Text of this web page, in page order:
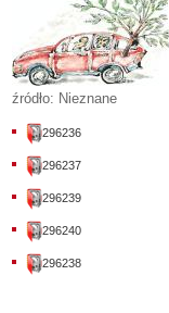
źródło: Nieznane
296236
296237
296239
296240
296238